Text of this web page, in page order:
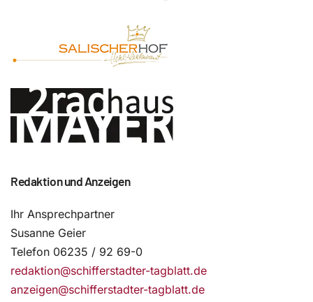
Redaktion und Anzeigen
Ihr Ansprechpartner
Susanne Geier
Telefon 06235 / 92 69-0
redaktion@schifferstadter-tagblatt.de
anzeigen@schifferstadter-tagblatt.de